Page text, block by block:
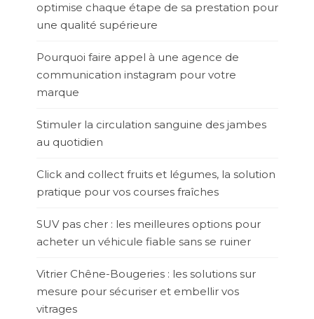
optimise chaque étape de sa prestation pour
une qualité supérieure
Pourquoi faire appel à une agence de
communication instagram pour votre
marque
Stimuler la circulation sanguine des jambes
au quotidien
Click and collect fruits et légumes, la solution
pratique pour vos courses fraîches
SUV pas cher : les meilleures options pour
acheter un véhicule fiable sans se ruiner
Vitrier Chêne-Bougeries : les solutions sur
mesure pour sécuriser et embellir vos
vitrages